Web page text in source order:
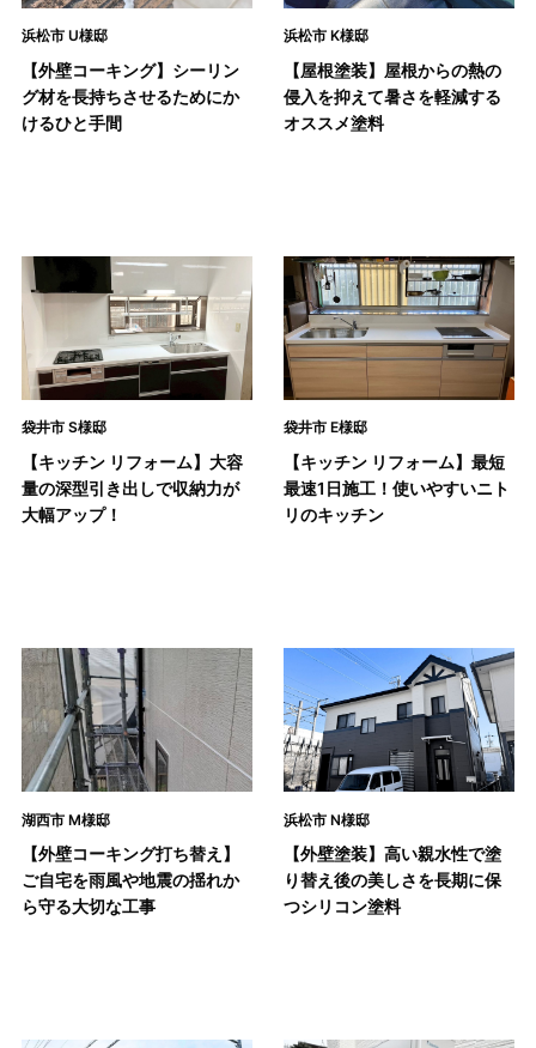
浜松市 U様邸
【外壁コーキング】シーリン
グ材を長持ちさせるためにか
けるひと手間
浜松市 K様邸
【屋根塗装】屋根からの熱の
侵入を抑えて暑さを軽減する
オススメ塗料
袋井市 S様邸
【キッチン リフォーム】大容
量の深型引き出しで収納力が
大幅アップ！
袋井市 E様邸
【キッチン リフォーム】最短
最速1日施工！使いやすいニト
リのキッチン
湖西市 M様邸
【外壁コーキング打ち替え】
ご自宅を雨風や地震の揺れか
ら守る大切な工事
浜松市 N様邸
【外壁塗装】高い親水性で塗
り替え後の美しさを長期に保
つシリコン塗料